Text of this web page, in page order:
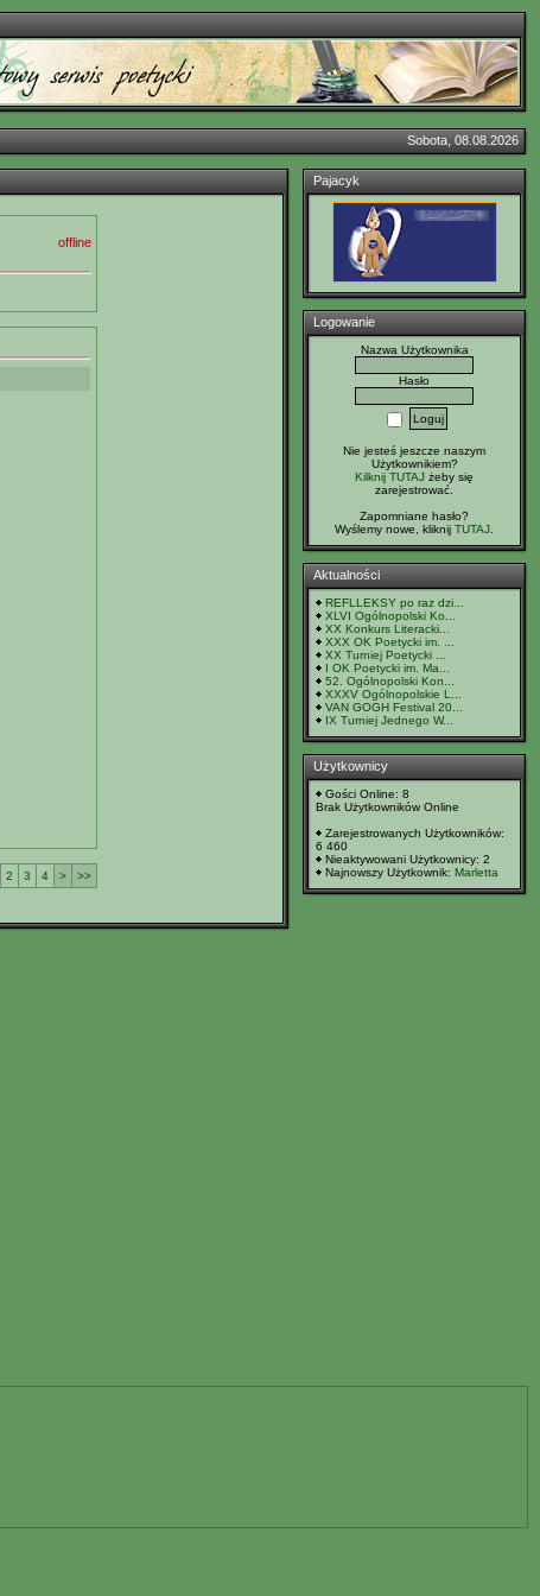
Sobota, 08.08.2026
offline
2 3 4 > >>
Pajacyk
Logowanie
Nazwa Użytkownika
Hasło
Nie jesteś jeszcze naszym
Użytkownikiem?
Kilknij TUTAJ żeby się
zarejestrować.
Zapomniane hasło?
Wyślemy nowe, kliknij TUTAJ
Aktualności
REFLLEKSY po raz dzi...
XLVI Ogólnopolski Ko...
XX Konkurs Literacki...
XXX OK Poetycki im. ...
XX Turniej Poetycki ...
I OK Poetycki im. Ma...
52. Ogólnopolski Kon...
XXXV Ogólnopolskie L...
VAN GOGH Festival 20...
IX Turniej Jednego W...
Użytkownicy
Gości Online: 8
Brak Użytkowników Online
Zarejestrowanych Użytkowników:
6 460
Nieaktywowani Użytkownicy: 2
Najnowszy Użytkownik: Marletta